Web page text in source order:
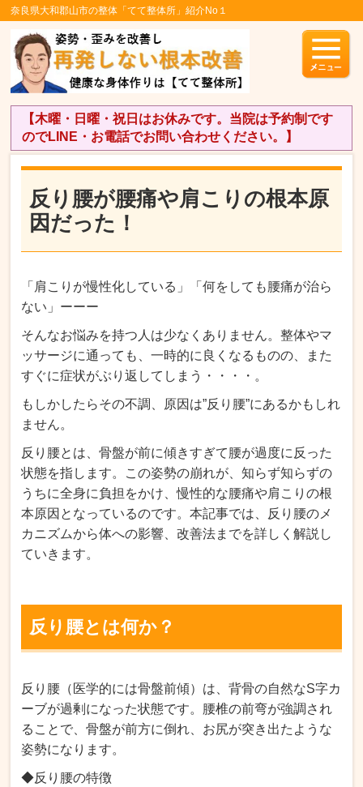
奈良県大和郡山市の整体「てて整体所」紹介No１
【木曜・日曜・祝日はお休みです。当院は予約制です
のでLINE・お電話でお問い合わせください。】
反り腰が腰痛や肩こりの根本原
因だった！
「肩こりが慢性化している」「何をしても腰痛が治ら
ない」ーーー
そんなお悩みを持つ人は少なくありません。整体やマ
ッサージに通っても、一時的に良くなるものの、また
すぐに症状がぶり返してしまう・・・・。
もしかしたらその不調、原因は”反り腰”にあるかもしれ
ません。
反り腰とは、骨盤が前に傾きすぎて腰が過度に反った
状態を指します。この姿勢の崩れが、知らず知らずの
うちに全身に負担をかけ、慢性的な腰痛や肩こりの根
本原因となっているのです。本記事では、反り腰のメ
カニズムから体への影響、改善法までを詳しく解説し
ていきます。
反り腰とは何か？
反り腰（医学的には骨盤前傾）は、背骨の自然なS字カ
ーブが過剰になった状態です。腰椎の前弯が強調され
ることで、骨盤が前方に倒れ、お尻が突き出たような
姿勢になります。
◆反り腰の特徴